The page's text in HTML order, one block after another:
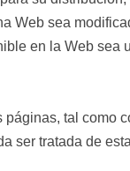
Web sea
en la Web
tal como
ser tratada de